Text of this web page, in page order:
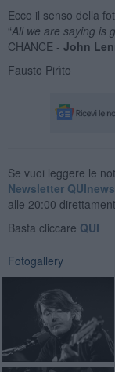
Ecco il senso della
“All we are saying is
CHANCE - John
Fausto Pirìto
Se vuoi leggere le
Newsletter
alle 20:00
Basta cliccare QUI
Fotogallery